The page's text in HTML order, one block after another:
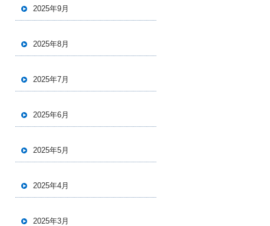
2025年9月
2025年8月
2025年7月
2025年6月
2025年5月
2025年4月
2025年3月